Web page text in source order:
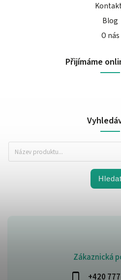
Zákaznická
+420
Blog
O nás
Přijímáme
Hledat